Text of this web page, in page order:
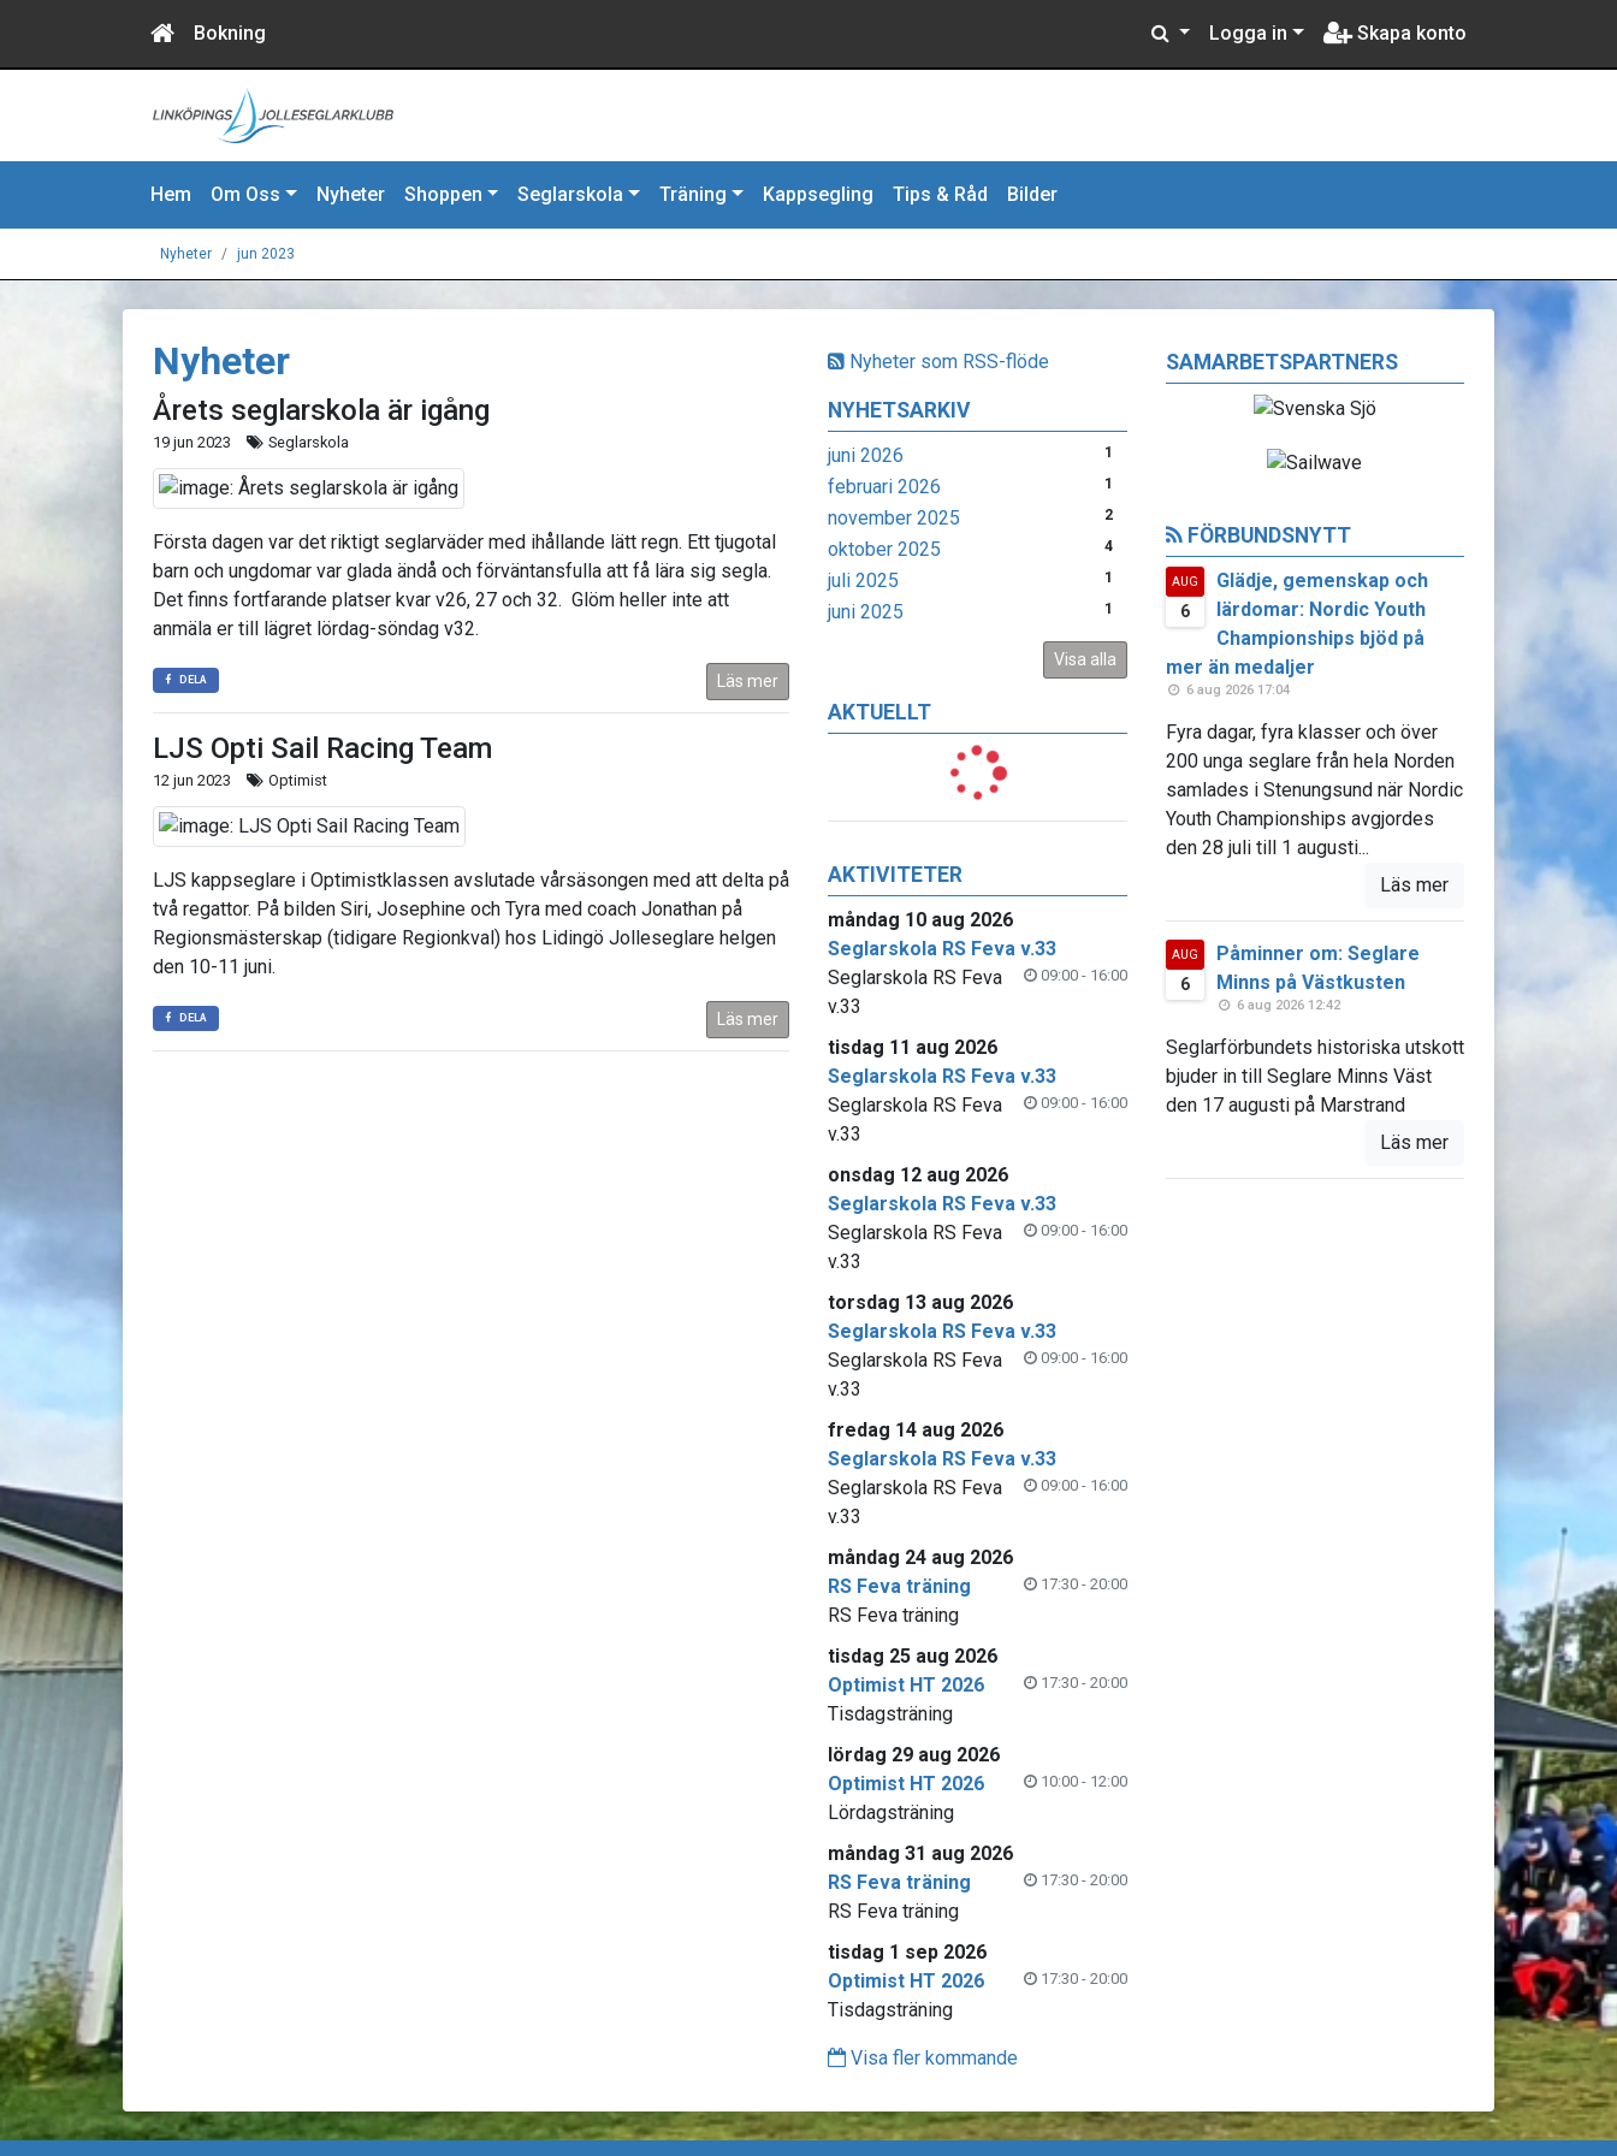
Bokning Logga in Skapa konto
Hem Om Oss Nyheter Shoppen Seglarskola Träning Kappsegling Tips & Råd Bilder
Nyheter jun 2023
Nyheter som RSS-flöde
NYHETSARKIV
juni 2026 1
februari 2026 1
november 2025 2
oktober 2025 4
juli 2025 1
juni 2025 1
Visa alla
AKTUELLT
AKTIVITETER
måndag 10 aug 2026
Seglarskola RS Feva v.33
09:00 - 16:00
Seglarskola RS Feva
v.33
tisdag 11 aug 2026
Seglarskola RS Feva v.33
09:00 - 16:00
Seglarskola RS Feva
v.33
onsdag 12 aug 2026
Seglarskola RS Feva v.33
09:00 - 16:00
Seglarskola RS Feva
v.33
torsdag 13 aug 2026
Seglarskola RS Feva v.33
09:00 - 16:00
Seglarskola RS Feva
v.33
fredag 14 aug 2026
Seglarskola RS Feva v.33
09:00 - 16:00
Seglarskola RS Feva
v.33
måndag 24 aug 2026
RS Feva träning
17:30 - 20:00
RS Feva träning
tisdag 25 aug 2026
Optimist HT 2026
17:30 - 20:00
Tisdagsträning
lördag 29 aug 2026
Optimist HT 2026
10:00 - 12:00
Lördagsträning
måndag 31 aug 2026
RS Feva träning
17:30 - 20:00
RS Feva träning
tisdag 1 sep 2026
Optimist HT 2026
17:30 - 20:00
Tisdagsträning
Visa fler kommande
Nyheter
Årets seglarskola är igång
19 jun 2023 Seglarskola
Första dagen var det riktigt seglarväder med ihållande lätt regn. Ett tjugotal
barn och ungdomar var glada ändå och förväntansfulla att få lära sig segla.
Det finns fortfarande platser kvar v26, 27 och 32. Glöm heller inte att
anmäla er till lägret lördag-söndag v32.
DELA Läs mer
LJS Opti Sail Racing Team
12 jun 2023 Optimist
LJS kappseglare i Optimistklassen avslutade vårsäsongen med att delta på
två regattor. På bilden Siri, Josephine och Tyra med coach Jonathan på
Regionsmästerskap (tidigare Regionkval) hos Lidingö Jolleseglare helgen
den 10-11 juni.
DELA Läs mer
SAMARBETSPARTNERS
FÖRBUNDSNYTT
AUG
6
Glädje, gemenskap och
lärdomar: Nordic Youth
Championships bjöd på
mer än medaljer
6 aug 2026 17:04
Fyra dagar, fyra klasser och över
200 unga seglare från hela Norden
samlades i Stenungsund när Nordic
Youth Championships avgjordes
den 28 juli till 1 augusti...
Läs mer
AUG
6
Påminner om: Seglare
Minns på Västkusten
6 aug 2026 12:42
Seglarförbundets historiska utskott
bjuder in till Seglare Minns Väst
den 17 augusti på Marstrand
Läs mer